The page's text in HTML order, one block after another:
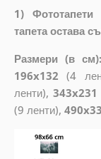
1)
тапета остава
Размери (в
196x132 (4
ленти),343x231
(9 ленти),